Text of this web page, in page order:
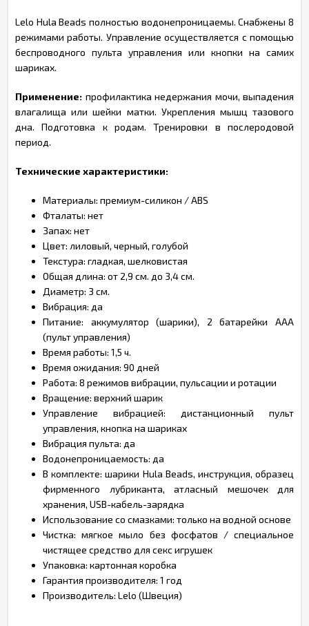
Lelo Hula Beads полностью водонепроницаемы. Снабжены 8
режимами работы. Управление осуществляется с помощью
беспроводного пульта управления или кнопки на самих
шариках.
Применение: профилактика недержания мочи, выпадения
влагалища или шейки матки. Укрепления мышц тазового
дна. Подготовка к родам. Тренировки в послеродовой
период.
Технические характеристики:
Материалы: премиум-силикон / ABS
Фталаты: нет
Запах: нет
Цвет: лиловый, черный, голубой
Текстура: гладкая, шелковистая
Общая длина: от 2,9 см. до 3,4 см.
Диаметр: 3 см.
Вибрация: да
Питание: аккумулятор (шарики), 2 батарейки ААА
(пульт управления)
Время работы: 1,5 ч.
Время ожидания: 90 дней
Работа: 8 режимов вибрации, пульсации и ротации
Вращение: верхний шарик
Управление вибрацией: дистанционный пульт
управления, кнопка на шариках
Вибрация пульта: да
Водонепроницаемость: да
В комплекте: шарики Hula Beads, инструкция, образец
фирменного лубриканта, атласный мешочек для
хранения, USB-кабель-зарядка
Использование со смазками: только на водной основе
Чистка: мягкое мыло без фосфатов / специальное
чистящее средство для секс игрушек
Упаковка: картонная коробка
Гарантия производителя: 1 год
Производитель: Lelo (Швеция)